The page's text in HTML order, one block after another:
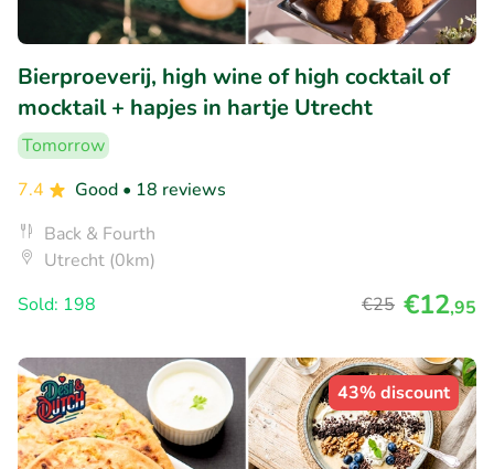
Bierproeverij, high wine of high cocktail of
mocktail + hapjes in hartje Utrecht
Tomorrow
7.4
Good • 18 reviews
Back & Fourth
Utrecht (0km)
Sold: 198
€25 €12,95
43% discount